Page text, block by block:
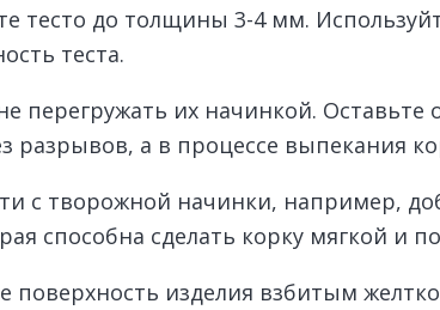
тесто до толщины 3-4 мм.
теста.
перегружать их начинкой. Оставьте
а в процессе выпекания
с творожной начинки, например,
сделать корку мягкой и
поверхность изделия взбитым